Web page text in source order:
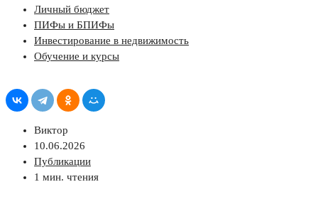
Личный бюджет
ПИФы и БПИФы
Инвестирование в недвижимость
Обучение и курсы
Виктор
10.06.2026
Публикации
1 мин. чтения